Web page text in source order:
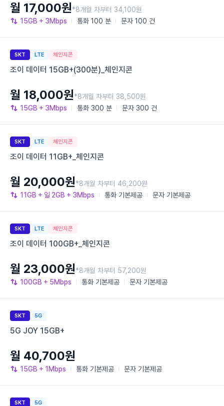
15GB + 3Mbps 통화 100 분 문자 100 건
월 17,000원*8개월 차부터 34,100원
SKT LTE 체인지콘
조이 데이터 15GB+(300분)_체인지콘
15GB + 3Mbps 통화 300 분 문자 300 건
월 18,000원*8개월 차부터 38,500원
SKT LTE 체인지콘
조이 데이터 11GB+_체인지콘
11GB + 일 2GB + 3Mbps 통화 기본제공 문자 기본제공
월 20,000원*8개월 차부터 46,200원
SKT LTE 체인지콘
조이 데이터 100GB+_체인지콘
100GB + 5Mbps 통화 기본제공 문자 기본제공
월 23,000원*8개월 차부터 57,200원
SKT 5G
5G JOY 15GB+
15GB + 1Mbps 통화 기본제공 문자 기본제공
월 40,700원
SKT 5G